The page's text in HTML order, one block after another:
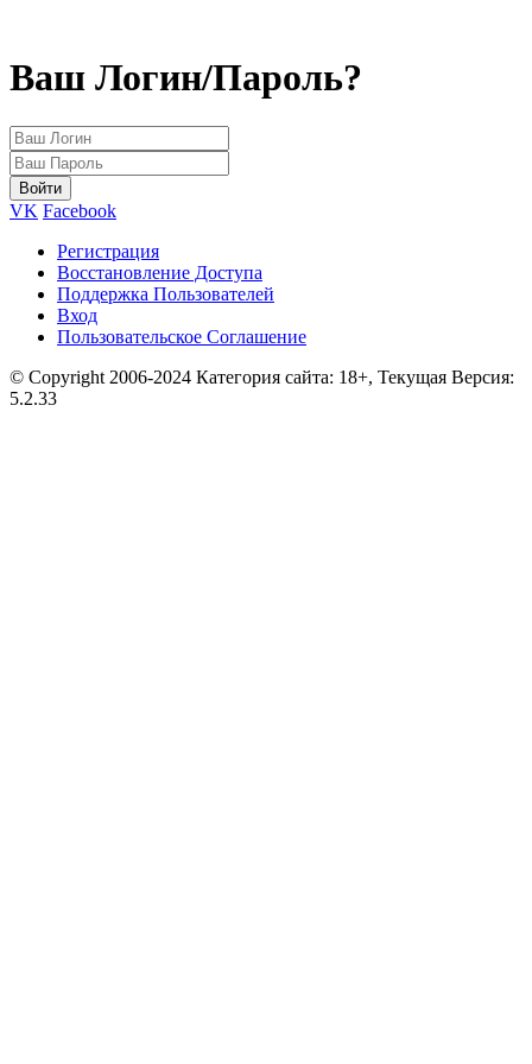
Ваш Логин/Пароль?
VK Facebook
Регистрация
Восстановление Доступа
Поддержка Пользователей
Вход
Пользовательское Соглашение
© Copyright 2006-2024 Категория сайта: 18+, Текущая Версия:
5.2.33